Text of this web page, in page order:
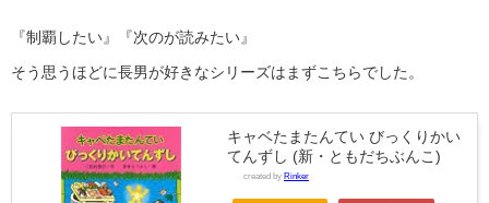
『制覇したい』『次のが読みたい』
そう思うほどに長男が好きなシリーズはまずこちらでした。
キャベたまたんてい びっくりかい
てんずし (新・ともだちぶんこ)
created by Rinker